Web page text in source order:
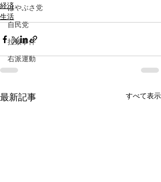
はやぶさ党
自民党
拉致事件
右派運動
経済
生活
最新記事 すべて表示